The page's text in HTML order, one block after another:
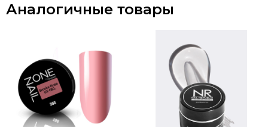
Аналогичные товары